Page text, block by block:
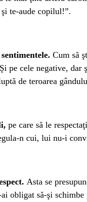
te-aude copilul!”.
Cum să
pe cele negative,
de teroarea
pe care să le
n cui, lui nu-i
Asta se
obligat să-şi